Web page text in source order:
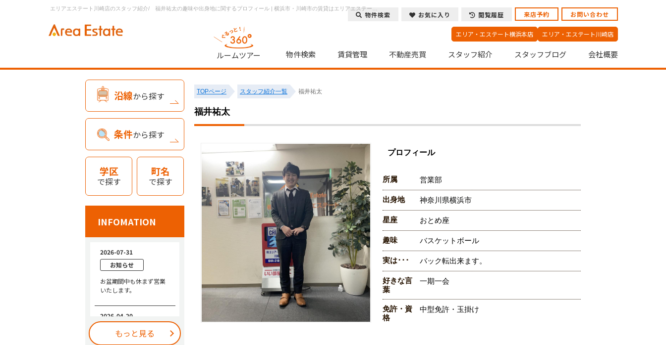
物件検索 お気に入り 閲覧履歴 来店予約 お問い合わせ
エリア・エステート横浜本店 エリア・エステート川崎店
ルームツアー 物件検索 賃貸管理 不動産売買 スタッフ紹介 スタッフブログ 会社概要
TOPページ スタッフ紹介一覧 福井祐太
福井祐太
プロフィール
所属 営業部
出身地 神奈川県横浜市
星座 おとめ座
趣味 バスケットボール
実は･･･ バック転出来ます。
好きな言
葉
一期一会
免許・資
格
中型免許・玉掛け
沿線から探す
条件から探す
学区
で探す
町名
で探す
INFOMATION
もっと見る